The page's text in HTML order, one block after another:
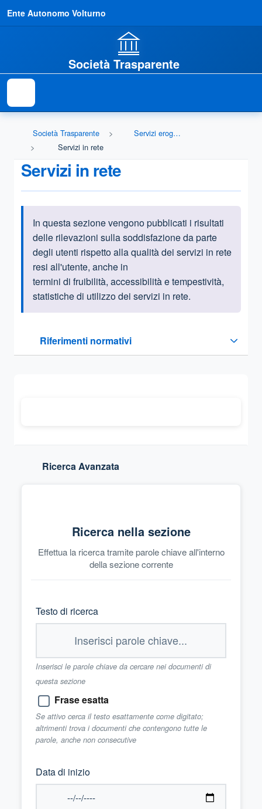
Ente Autonomo Volturno
Società Trasparente
Società Trasparente
Servizi erogati
Servizi in rete
Servizi in rete
Informazioni introduttive
In questa sezione vengono pubblicati i risultati
delle rilevazioni sulla soddisfazione da parte
degli utenti rispetto alla qualità dei servizi in rete
resi all'utente, anche in
termini di fruibilità, accessibilità e tempestività,
statistiche di utilizzo dei servizi in rete.
Riferimenti normativi
Sezione compressa
Ricerca Avanzata
Ricerca nella sezione
Effettua la ricerca tramite parole chiave all'interno
della sezione corrente
Testo di ricerca
Inserisci le parole chiave da cercare nei documenti di
questa sezione
Frase esatta
Se attivo cerca il testo esattamente come digitato;
altrimenti trova i documenti che contengono tutte le
parole, anche non consecutive
Data di inizio